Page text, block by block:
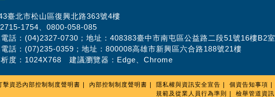
臺北市松山區復興北路363號4樓
1754、0800-058-085
話：(04)2327-0730；地址：408383臺中市南屯區公益路二段51號16樓B2室
話：(07)235-0359；地址：800008高雄市新興區六合路188號21樓
析度：1024X768 建議瀏覽器：Edge、Chrome
擊資恐內部控制制度聲明書 內部控制制度聲明書 隱私權與資訊安全宣告 個資告知事項
規範及從業人員行為準則
檢舉管道資訊